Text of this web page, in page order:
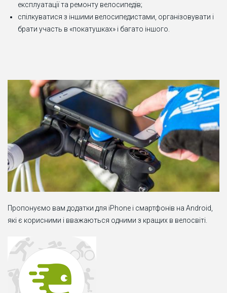
експлуатації та ремонту велосипедів;
спілкуватися з іншими велосипедистами, організовувати і
брати участь в «покатушках» і багато іншого.
Пропонуємо вам додатки для iPhone і смартфонів на Android,
які є корисними і вважаються одними з кращих в велосвіті.